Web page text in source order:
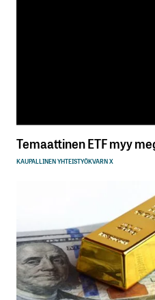
Temaattinen ETF myy
KAUPALLINEN YHTEISTYÖKVARN X